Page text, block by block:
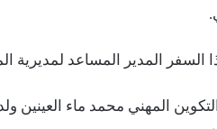
السفر المدير المساعد لمديرية
التكوين المهني محمد ماء